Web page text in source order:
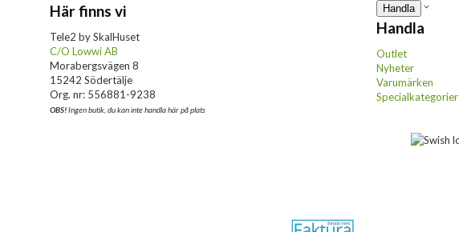
Här finns vi
Tele2 by SkalHuset
C/O Lowwi AB
Morabergsvägen 8
15242 Södertälje
Org. nr: 556881-9238
OBS!Ingen butik, du kan inte handla här på plats
Handla
Handla
Outlet
Nyheter
Varumärken
Specialkategorier